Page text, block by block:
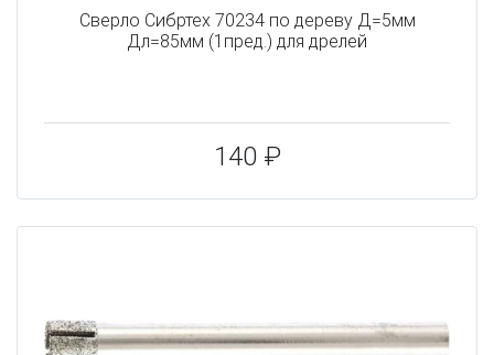
Сверло Сибртех 70234 по дереву Д=5мм
Дл=85мм (1пред.) для дрелей
140 ₽